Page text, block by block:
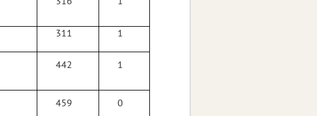
311 1
442 1
459 0